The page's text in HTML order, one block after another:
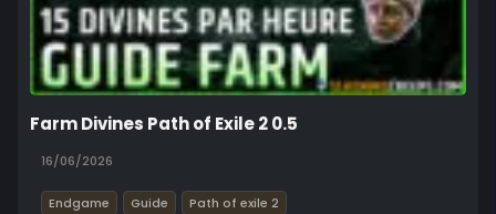
Farm Divines Path of Exile 2 0.5
16/06/2026
Endgame Guide Path of exile 2